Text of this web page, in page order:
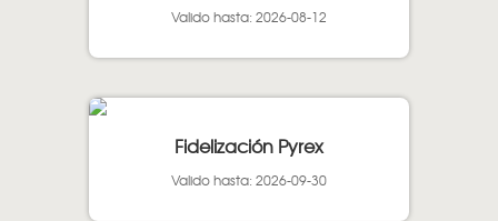
Valido hasta: 2026-08-12
Fidelización Pyrex
Valido hasta: 2026-09-30